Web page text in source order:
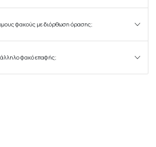
φακούς με διόρθωση όρασης;
φακό επαφής;